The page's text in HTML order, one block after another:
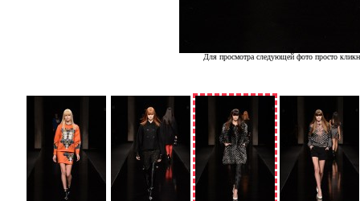
Для просмотра следующей фото просто